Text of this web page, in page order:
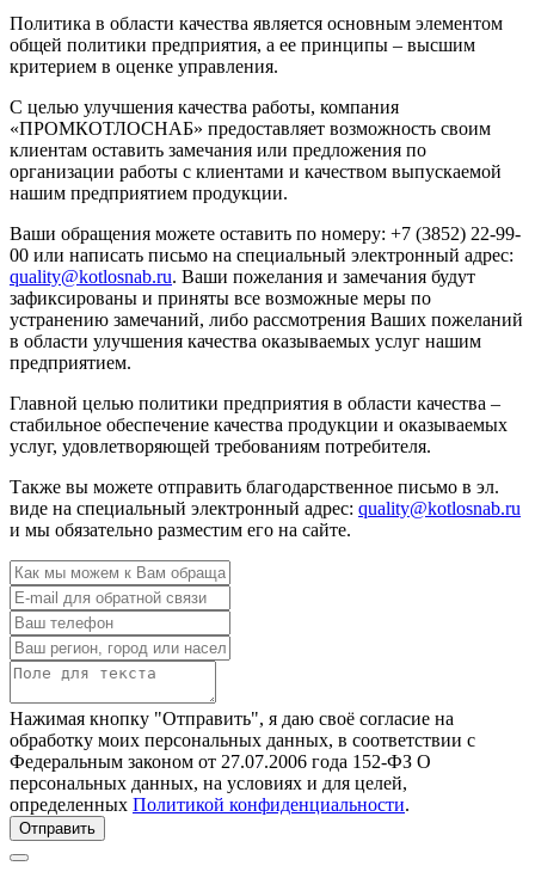
Политика в области качества является основным элементом
общей политики предприятия, а ее принципы – высшим
критерием в оценке управления.
С целью улучшения качества работы, компания
«ПРОМКОТЛОСНАБ» предоставляет возможность своим
клиентам оставить замечания или предложения по
организации работы с клиентами и качеством выпускаемой
нашим предприятием продукции.
Ваши обращения можете оставить по номеру: +7 (3852) 22-99-
00 или написать письмо на специальный электронный адрес:
quality@kotlosnab.ru. Ваши пожелания и замечания будут
зафиксированы и приняты все возможные меры по
устранению замечаний, либо рассмотрения Ваших пожеланий
в области улучшения качества оказываемых услуг нашим
предприятием.
Главной целью политики предприятия в области качества –
стабильное обеспечение качества продукции и оказываемых
услуг, удовлетворяющей требованиям потребителя.
Также вы можете отправить благодарственное письмо в эл.
виде на специальный электронный адрес: quality@kotlosnab.ru
и мы обязательно разместим его на сайте.
Нажимая кнопку "Отправить", я даю своё согласие на
обработку моих персональных данных, в соответствии с
Федеральным законом от 27.07.2006 года 152-ФЗ О
персональных данных, на условиях и для целей,
определенных Политикой конфиденциальности.
Отправить